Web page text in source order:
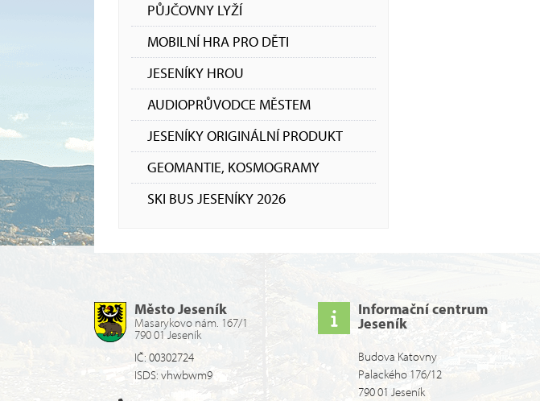
PŮJČOVNY LYŽÍ
MOBILNÍ HRA PRO DĚTI
JESENÍKY HROU
AUDIOPRŮVODCE MĚSTEM
JESENÍKY ORIGINÁLNÍ PRODUKT
GEOMANTIE, KOSMOGRAMY
SKI BUS JESENÍKY 2026
Město Jeseník
Masarykovo nám. 167/1
790 01 Jeseník
IČ: 00302724
ISDS: vhwbwm9
Informační centrum
Jeseník
Budova Katovny
Palackého 176/12
790 01 Jeseník